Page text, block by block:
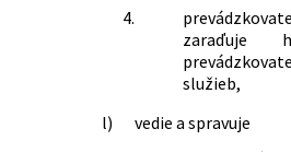
4.
zaraďuje
služieb,
l)
vedie a spravuje